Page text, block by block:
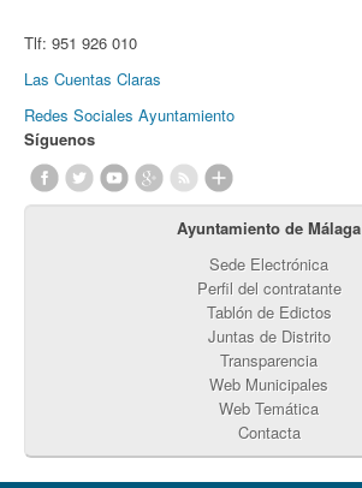
Tlf: 951 926 010
Las Cuentas Claras
Redes Sociales Ayuntamiento
Síguenos
Ayuntamiento de Málaga
Sede Electrónica
Perfil del contratante
Tablón de Edictos
Juntas de Distrito
Transparencia
Web Municipales
Web Temática
Contacta